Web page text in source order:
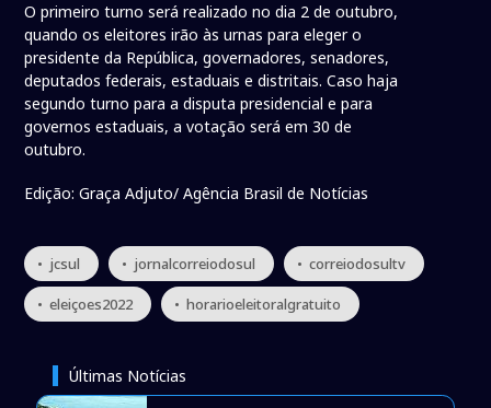
O primeiro turno será realizado no dia 2 de outubro,
quando os eleitores irão às urnas para eleger o
presidente da República, governadores, senadores,
deputados federais, estaduais e distritais. Caso haja
segundo turno para a disputa presidencial e para
governos estaduais, a votação será em 30 de
outubro.
Edição: Graça Adjuto/ Agência Brasil de Notícias
• jcsul • jornalcorreiodosul • correiodosultv
• eleiçoes2022 • horarioeleitoralgratuito
Últimas Notícias